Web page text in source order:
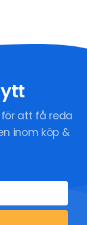
att få reda
inom köp &